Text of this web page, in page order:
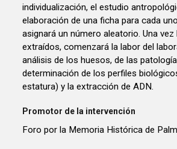
individualización, el estudio
elaboración de una ficha para cada
asignará un número aleatorio. Una
extraídos, comenzará la labor del
análisis de los huesos, de las
determinación de los perfiles
estatura) y la extracción de ADN.
Promotor de la intervención
Foro por la Memoria Histórica de